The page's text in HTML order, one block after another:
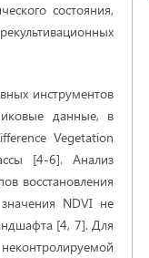
состояния,
инструментов
данные, в
Vegetation
[4-6]. Анализ
восстановления
NDVI не
[4, 7]. Для